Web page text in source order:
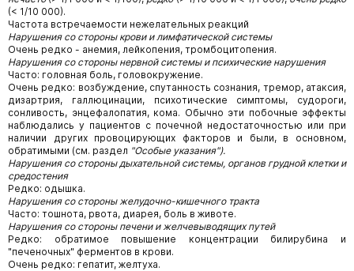
(< 1/10 000).
Частота встречаемости нежелательных реакций
Нарушения со стороны крови и лимфатической системы
Очень редко - анемия, лейкопения, тромбоцитопения.
Нарушения со стороны нервной системы и психические нарушения
Часто: головная боль, головокружение.
Очень редко: возбуждение, спутанность сознания, тремор, атаксия,
дизартрия, галлюцинации, психотические симптомы, судороги,
сонливость, энцефалопатия, кома. Обычно эти побочные эффекты
наблюдались у пациентов с почечной недостаточностью или при
наличии других провоцирующих факторов и были, в основном,
обратимыми (см. раздел "Особые указания").
Нарушения со стороны дыхательной системы, органов грудной клетки и
средостения
Редко: одышка.
Нарушения со стороны желудочно-кишечного тракта
Часто: тошнота, рвота, диарея, боль в животе.
Нарушения со стороны печени и желчевыводящих путей
Редко: обратимое повышение концентрации билирубина и
"печеночных" ферментов в крови.
Очень редко: гепатит, желтуха.